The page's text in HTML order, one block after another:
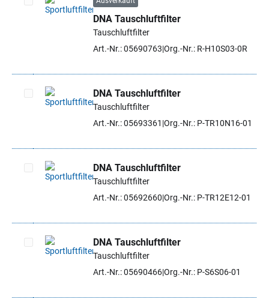
Artikel auswählen
DNA Tauschluftfilter
Tauschluftfilter
Art.-Nr.: 05690763 Org.-Nr.: R-H10S03-0R
Artikel auswählen
DNA Tauschluftfilter
Tauschluftfilter
Art.-Nr.: 05693361 Org.-Nr.: P-TR10N16-01
Artikel auswählen
DNA Tauschluftfilter
Tauschluftfilter
Art.-Nr.: 05692660 Org.-Nr.: P-TR12E12-01
Artikel auswählen
DNA Tauschluftfilter
Tauschluftfilter
Art.-Nr.: 05690466Org.-Nr.: P-S6S06-01